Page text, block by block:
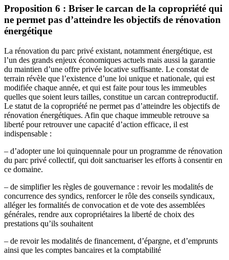
Proposition 6 : Briser le carcan de la copropriété qui
ne permet pas d’atteindre les objectifs de rénovation
énergétique
La rénovation du parc privé existant, notamment énergétique, est
l’un des grands enjeux économiques actuels mais aussi la garantie
du maintien d’une offre privée locative suffisante. Le constat de
terrain révèle que l’existence d’une loi unique et nationale, qui est
modifiée chaque année, et qui est faite pour tous les immeubles
quelles que soient leurs tailles, constitue un carcan contreproductif.
Le statut de la copropriété ne permet pas d’atteindre les objectifs de
rénovation énergétiques. Afin que chaque immeuble retrouve sa
liberté pour retrouver une capacité d’action efficace, il est
indispensable :
– d’adopter une loi quinquennale pour un programme de rénovation
du parc privé collectif, qui doit sanctuariser les efforts à consentir en
ce domaine.
– de simplifier les règles de gouvernance : revoir les modalités de
concurrence des syndics, renforcer le rôle des conseils syndicaux,
alléger les formalités de convocation et de vote des assemblées
générales, rendre aux copropriétaires la liberté de choix des
prestations qu’ils souhaitent
– de revoir les modalités de financement, d’épargne, et d’emprunts
ainsi que les comptes bancaires et la comptabilité